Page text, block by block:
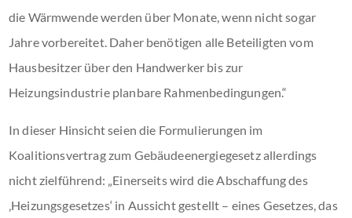
die Wärmwende werden über Monate, wenn nicht sogar
Jahre vorbereitet. Daher benötigen alle Beteiligten vom
Hausbesitzer über den Handwerker bis zur
Heizungsindustrie planbare Rahmenbedingungen.“
In dieser Hinsicht seien die Formulierungen im
Koalitionsvertrag zum Gebäudeenergiegesetz allerdings
nicht zielführend: „Einerseits wird die Abschaffung des
‚Heizungsgesetzes‘ in Aussicht gestellt – eines Gesetzes, das